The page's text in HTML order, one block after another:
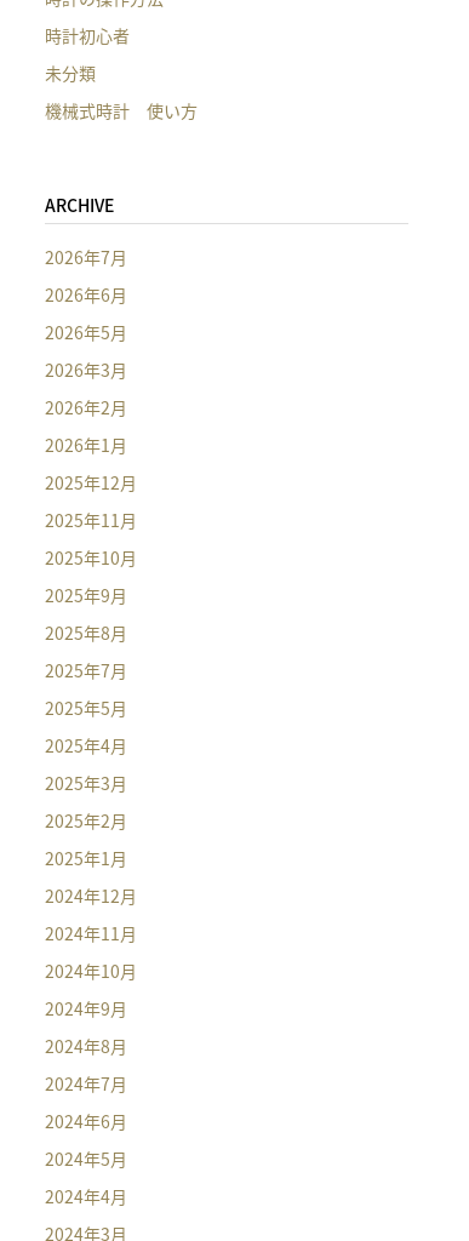
時計初心者
未分類
機械式時計 使い方
ARCHIVE
2026年7月
2026年6月
2026年5月
2026年3月
2026年2月
2026年1月
2025年12月
2025年11月
2025年10月
2025年9月
2025年8月
2025年7月
2025年5月
2025年4月
2025年3月
2025年2月
2025年1月
2024年12月
2024年11月
2024年10月
2024年9月
2024年8月
2024年7月
2024年6月
2024年5月
2024年4月
2024年3月